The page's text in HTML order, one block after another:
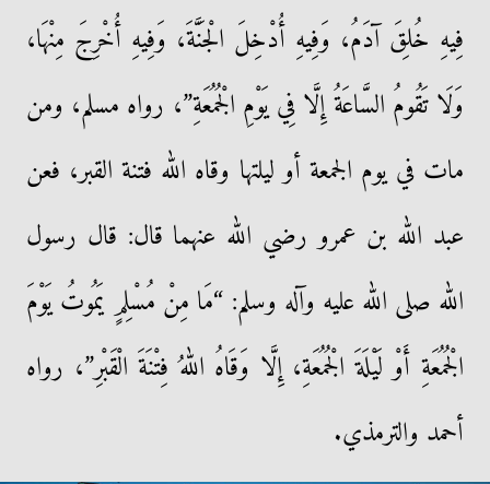
فِيهِ خُلِقَ آدَمُ، وَفِيهِ أُدْخِلَ الْجَنَّةَ، وَفِيهِ أُخْرِجَ مِنْهَا،
وَلَا تَقُومُ السَّاعَةُ إِلَّا فِي يَوْمِ الْجُمُعَةِ”، رواه مسلم، ومن
مات في يوم الجمعة أو ليلتها وقاه الله فتنة القبر، فعن
عبد الله بن عمرو رضي الله عنهما قال: قال رسول
الله صلى الله عليه وآله وسلم: “مَا مِنْ مُسْلِمٍ يَمُوتُ يَوْمَ
الْجُمُعَةِ أَوْ لَيْلَةَ الْجُمُعَةِ، إِلَّا وَقَاهُ اللهُ فِتْنَةَ الْقَبْرِ”، رواه
أحمد والترمذي.